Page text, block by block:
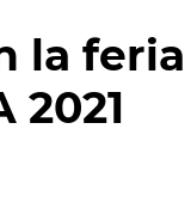
de
hierbas
y
feria
2021